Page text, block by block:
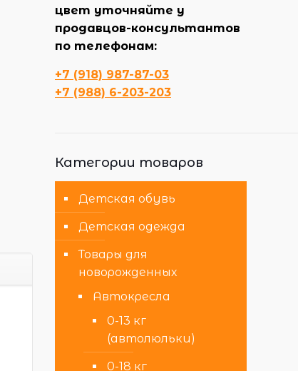
цвет уточняйте у
продавцов-консультантов
по телефонам:
+7 (918) 987-87-03
+7 (988) 6-203-203
Категории товаров
Детская обувь
Детская одежда
Товары для
новорожденных
Автокресла
0-13 кг
(автолюльки)
0-18 кг